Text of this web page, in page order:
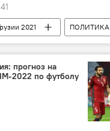
2021
ПОЛИТИКА
Грузия
движение
Грузия
прогноз на
2022 по футболу